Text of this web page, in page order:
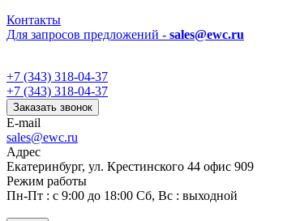
Контакты
Для запросов предложений - sales@ewc.ru
+7 (343) 318-04-37
+7 (343) 318-04-37
Заказать звонок
E-mail
sales@ewc.ru
Адрес
Екатеринбург, ул. Крестинского 44 офис 909
Режим работы
Пн-Пт : с 9:00 до 18:00 Сб, Вс : выходной